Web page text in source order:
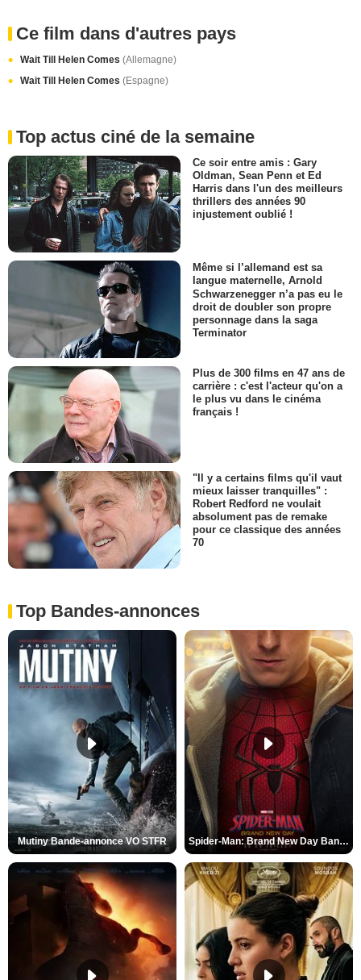
Ce film dans d'autres pays
Wait Till Helen Comes (Allemagne)
Wait Till Helen Comes (Espagne)
Top actus ciné de la semaine
Ce soir entre amis : Gary
Oldman, Sean Penn et Ed
Harris dans l'un des meilleurs
thrillers des années 90
injustement oublié !
Même si l’allemand est sa
langue maternelle, Arnold
Schwarzenegger n’a pas eu le
droit de doubler son propre
personnage dans la saga
Terminator
Plus de 300 films en 47 ans de
carrière : c'est l'acteur qu'on a
le plus vu dans le cinéma
français !
"Il y a certains films qu'il vaut
mieux laisser tranquilles" :
Robert Redford ne voulait
absolument pas de remake
pour ce classique des années
70
Top Bandes-annonces
Mutiny Bande-annonce VO STFR Spider-Man: Brand New Day Bande-annonce VO STFR